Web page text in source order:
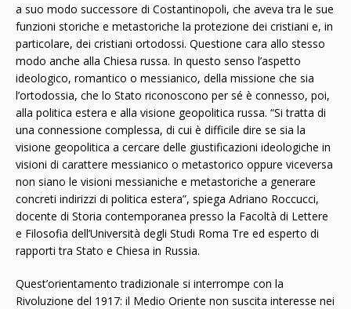
a suo modo successore di Costantinopoli, che aveva tra le sue
funzioni storiche e metastoriche la protezione dei cristiani e, in
particolare, dei cristiani ortodossi. Questione cara allo stesso
modo anche alla Chiesa russa. In questo senso l’aspetto
ideologico, romantico o messianico, della missione che sia
l’ortodossia, che lo Stato riconoscono per sé è connesso, poi,
alla politica estera e alla visione geopolitica russa. “Si tratta di
una connessione complessa, di cui è difficile dire se sia la
visione geopolitica a cercare delle giustificazioni ideologiche in
visioni di carattere messianico o metastorico oppure viceversa
non siano le visioni messianiche e metastoriche a generare
concreti indirizzi di politica estera”, spiega Adriano Roccucci,
docente di Storia contemporanea presso la Facoltà di Lettere
e Filosofia dell’Università degli Studi Roma Tre ed esperto di
rapporti tra Stato e Chiesa in Russia.
Quest’orientamento tradizionale si interrompe con la
Rivoluzione del 1917: il Medio Oriente non suscita interesse nei